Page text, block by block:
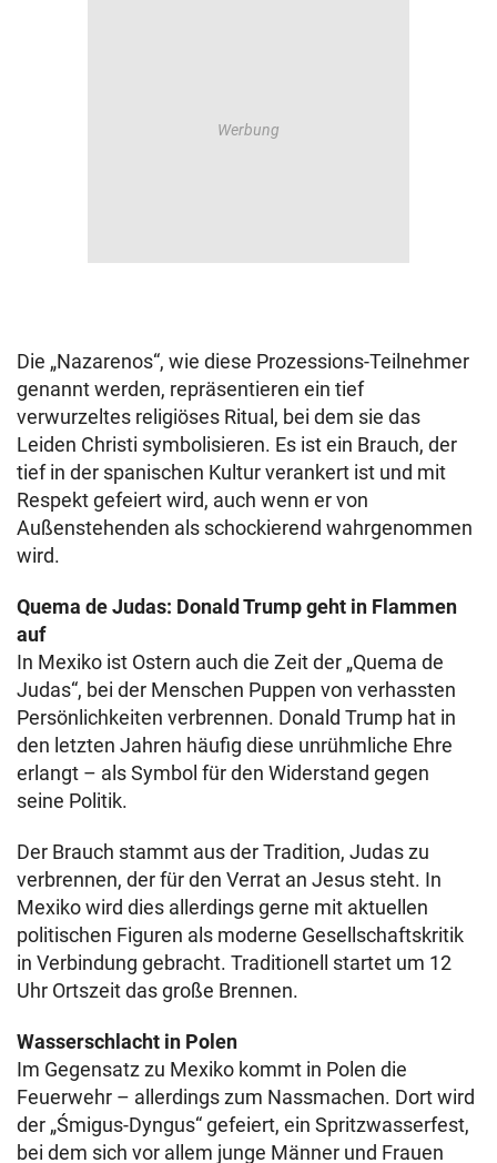
Die „Nazarenos“, wie diese Prozessions-Teilnehmer
genannt werden, repräsentieren ein tief
verwurzeltes religiöses Ritual, bei dem sie das
Leiden Christi symbolisieren. Es ist ein Brauch, der
tief in der spanischen Kultur verankert ist und mit
Respekt gefeiert wird, auch wenn er von
Außenstehenden als schockierend wahrgenommen
wird.
Quema de Judas: Donald Trump geht in Flammen
auf
In Mexiko ist Ostern auch die Zeit der „Quema de
Judas“, bei der Menschen Puppen von verhassten
Persönlichkeiten verbrennen. Donald Trump hat in
den letzten Jahren häufig diese unrühmliche Ehre
erlangt – als Symbol für den Widerstand gegen
seine Politik.
Der Brauch stammt aus der Tradition, Judas zu
verbrennen, der für den Verrat an Jesus steht. In
Mexiko wird dies allerdings gerne mit aktuellen
politischen Figuren als moderne Gesellschaftskritik
in Verbindung gebracht. Traditionell startet um 12
Uhr Ortszeit das große Brennen.
Wasserschlacht in Polen
Im Gegensatz zu Mexiko kommt in Polen die
Feuerwehr – allerdings zum Nassmachen. Dort wird
der „Śmigus-Dyngus“ gefeiert, ein Spritzwasserfest,
bei dem sich vor allem junge Männer und Frauen